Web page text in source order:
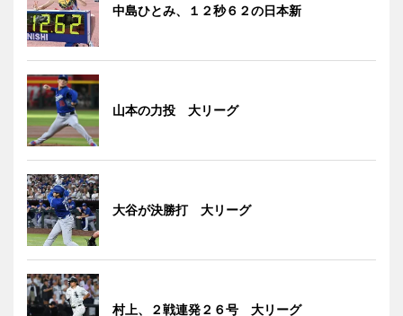
中島ひとみ、１２秒６２の日本新
山本の力投 大リーグ
大谷が決勝打 大リーグ
村上、２戦連発２６号 大リーグ